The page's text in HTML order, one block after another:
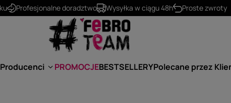
530 624 234 kontakt@febro.pl
Producenci PROMOCJEBESTSELLERYPolecane przez